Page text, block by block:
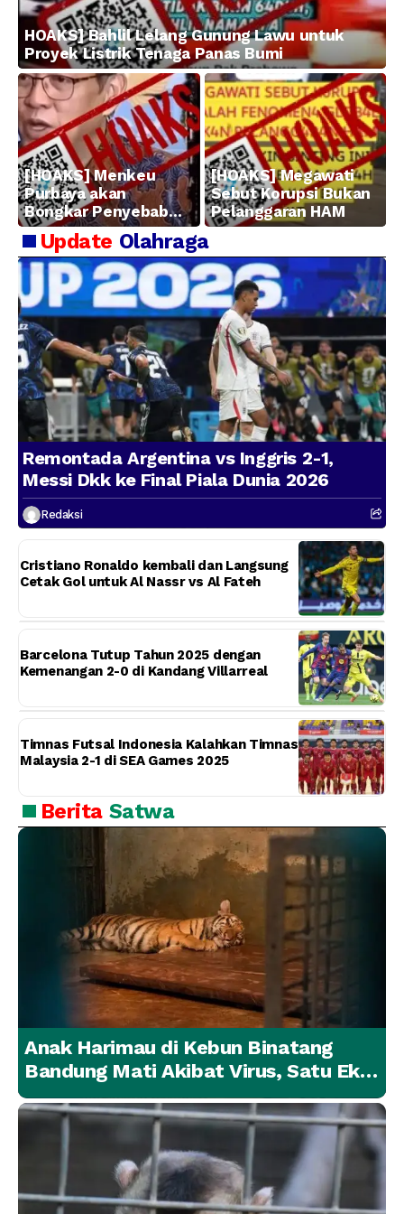
HOAKS] Bahlil Lelang Gunung Lawu untuk
Proyek Listrik Tenaga Panas Bumi
[HOAKS] Menkeu
Purbaya akan
Bongkar Penyebab
Kerugian BUMN
[HOAKS] Megawati
Sebut Korupsi Bukan
Pelanggaran HAM
Update Olahraga
Remontada Argentina vs Inggris 2-1,
Messi Dkk ke Final Piala Dunia 2026
Redaksi
Cristiano Ronaldo kembali dan Langsung
Cetak Gol untuk Al Nassr vs Al Fateh
Barcelona Tutup Tahun 2025 dengan
Kemenangan 2-0 di Kandang Villarreal
Timnas Futsal Indonesia Kalahkan Timnas
Malaysia 2-1 di SEA Games 2025
Berita Satwa
Anak Harimau di Kebun Binatang
Bandung Mati Akibat Virus, Satu Ekor
Lainnya Berangsur Membaik